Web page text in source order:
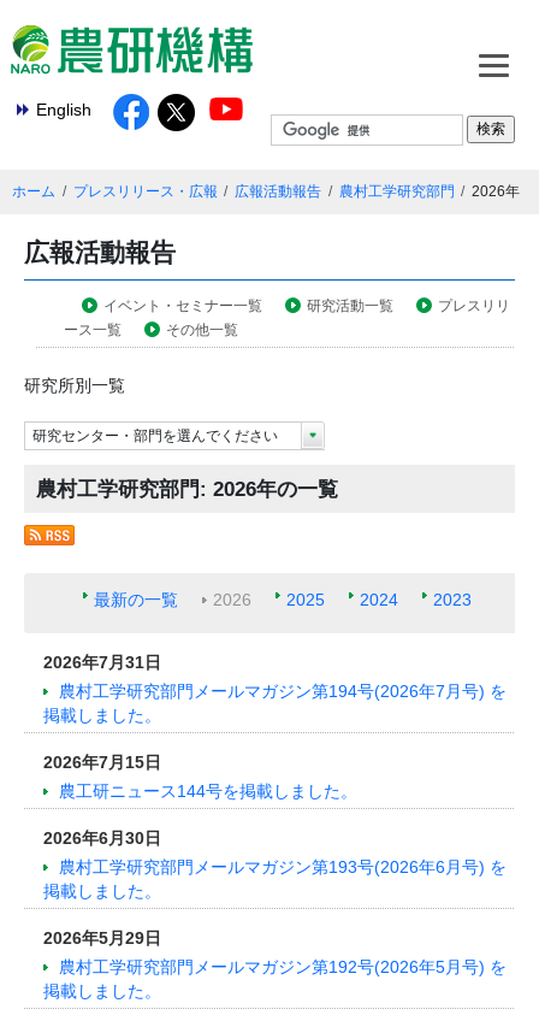
English
ホーム プレスリリース・広報 広報活動報告 農村工学研究部門 2026年
広報活動報告
イベント・セミナー一覧 研究活動一覧
プレスリリ
ース一覧
その他一覧
研究所別一覧
研究センター・部門を選んでください
農村工学研究部門: 2026年の一覧
最新の一覧 2026 2025 2024 2023
2026年7月31日
農村工学研究部門メールマガジン第194号(2026年7月号) を
掲載しました。
2026年7月15日
農工研ニュース144号を掲載しました。
2026年6月30日
農村工学研究部門メールマガジン第193号(2026年6月号) を
掲載しました。
2026年5月29日
農村工学研究部門メールマガジン第192号(2026年5月号) を
掲載しました。